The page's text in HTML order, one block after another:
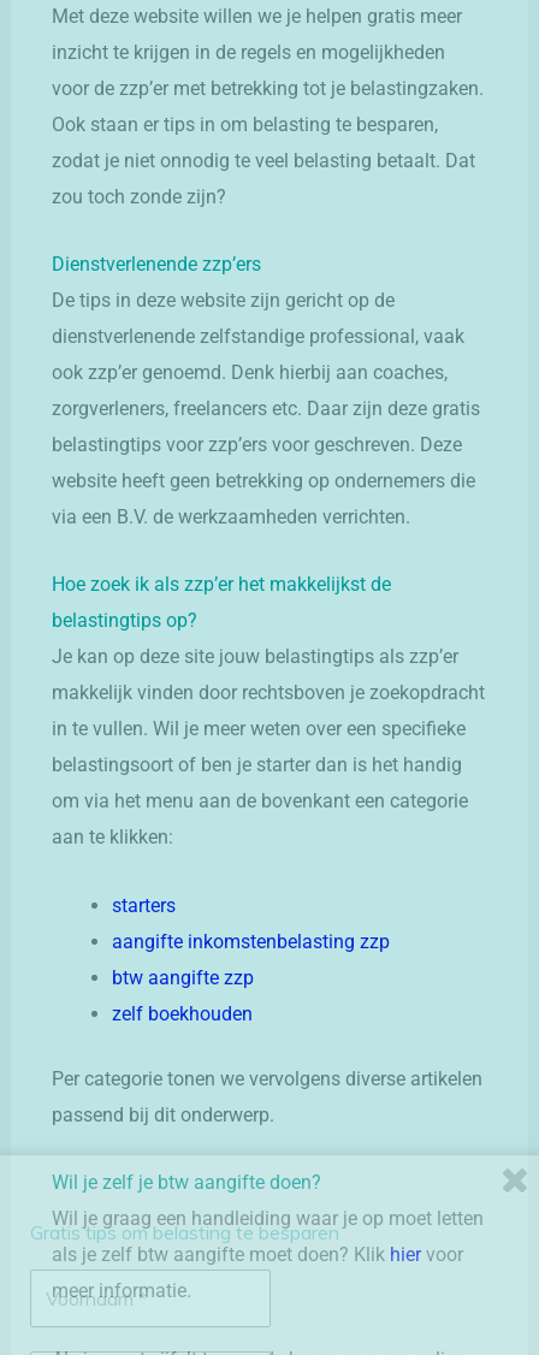
Met deze website willen we je helpen gratis meer
inzicht te krijgen in de regels en mogelijkheden
voor de zzp’er met betrekking tot je belastingzaken.
Ook staan er tips in om belasting te besparen,
zodat je niet onnodig te veel belasting betaalt. Dat
zou toch zonde zijn?
Dienstverlenende zzp’ers
De tips in deze website zijn gericht op de
dienstverlenende zelfstandige professional, vaak
ook zzp’er genoemd. Denk hierbij aan coaches,
zorgverleners, freelancers etc. Daar zijn deze gratis
belastingtips voor zzp’ers voor geschreven. Deze
website heeft geen betrekking op ondernemers die
via een B.V. de werkzaamheden verrichten.
Hoe zoek ik als zzp’er het makkelijkst de
belastingtips op?
Je kan op deze site jouw belastingtips als zzp’er
makkelijk vinden door rechtsboven je zoekopdracht
in te vullen. Wil je meer weten over een specifieke
belastingsoort of ben je starter dan is het handig
om via het menu aan de bovenkant een categorie
aan te klikken:
starters
aangifte inkomstenbelasting zzp
btw aangifte zzp
zelf boekhouden
Per categorie tonen we vervolgens diverse artikelen
passend bij dit onderwerp.
Wil je zelf je btw aangifte doen?
Wil je graag een handleiding waar je op moet letten
als je zelf btw aangifte moet doen? Klik hiervoor
meer informatie.
Gratis tips om belasting te besparen